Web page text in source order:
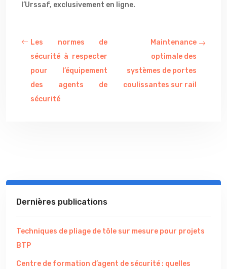
l’Urssaf, exclusivement en ligne.
Les normes de
sécurité à respecter
pour l’équipement
des agents de
sécurité
Maintenance
optimale des
systèmes de portes
coulissantes sur rail
Dernières publications
Techniques de pliage de tôle sur mesure pour projets
BTP
Centre de formation d’agent de sécurité : quelles